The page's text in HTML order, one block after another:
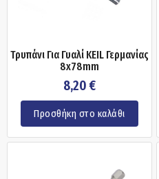
Τρυπάνι Για Γυαλί KEIL Γερμανίας
8x78mm
8,20€
Προσθήκη στο καλάθι